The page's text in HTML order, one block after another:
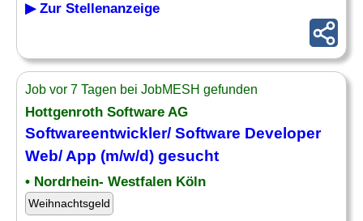
▶ Zur Stellenanzeige
Job vor 7 Tagen bei JobMESH gefunden
Hottgenroth Software AG
Softwareentwickler/ Software Developer
Web/ App (m/w/d) gesucht
• Nordrhein- Westfalen Köln
Weihnachtsgeld